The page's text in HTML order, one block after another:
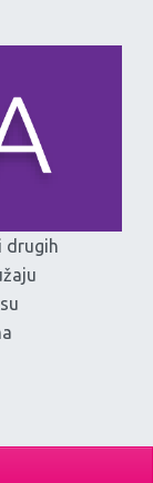
drugih